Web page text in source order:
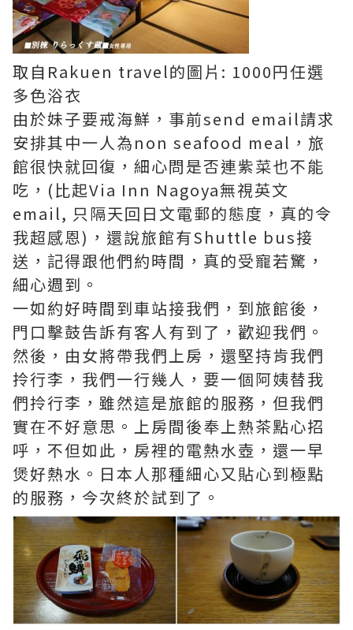
取自Rakuen travel的圖片: 1000円任選
多色浴衣
由於妹子要戒海鮮，事前send email請求
安排其中一人為non seafood meal，旅
館很快就回復，細心問是否連紫菜也不能
吃，(比起Via Inn Nagoya無視英文
email, 只隔天回日文電郵的態度，真的令
我超感恩)，還說旅館有Shuttle bus接
送，記得跟他們約時間，真的受寵若驚，
細心週到。
一如約好時間到車站接我們，到旅館後，
門口擊鼓告訴有客人有到了，歡迎我們。
然後，由女將帶我們上房，還堅持肯我們
拎行李，我們一行幾人，要一個阿姨替我
們拎行李，雖然這是旅館的服務，但我們
實在不好意思。上房間後奉上熱茶點心招
呼，不但如此，房裡的電熱水壺，還一早
煲好熱水。日本人那種細心又貼心到極點
的服務，今次終於試到了。